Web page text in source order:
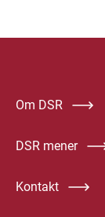
Om DSR
DSR mener
Kontakt